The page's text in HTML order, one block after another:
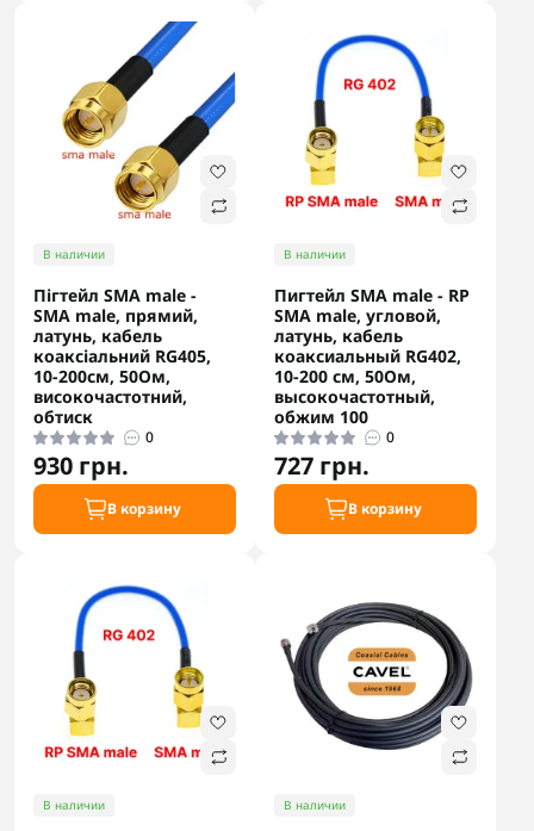
В наличии
Пігтейл SMA male -
SMA male, прямий,
латунь, кабель
коаксіальний RG405,
10-200см, 50Ом,
високочастотний,
обтиск
0
930 грн.
В корзину
В наличии
Пигтейл SMA male - RP
SMA male, угловой,
латунь, кабель
коаксиальный RG402,
10-200 см, 50Ом,
высокочастотный,
обжим 100
0
727 грн.
В корзину
В наличии В наличии